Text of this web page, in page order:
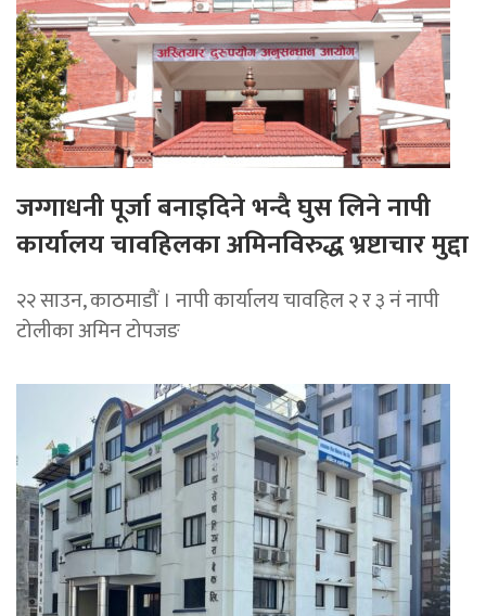
जग्गाधनी पूर्जा बनाइदिने भन्दै घुस लिने नापी
कार्यालय चावहिलका अमिनविरुद्ध भ्रष्टाचार मुद्दा
२२ साउन, काठमाडौं । नापी कार्यालय चावहिल २ र ३ नं नापी
टोलीका अमिन टोपजङ